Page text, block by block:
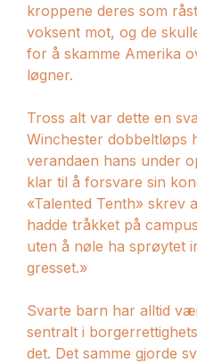
kroppene deres som
voksent mot, og de
for å skamme Amerika
løgner.
Tross alt var dette en
Winchester dobbeltløps
verandaen hans under
klar til å forsvare sin
«Talented Tenth» skrev
hadde tråkket på
uten å nøle ha sprøytet
gresset.»
Svarte barn har alltid
sentralt i
det. Det samme gjorde